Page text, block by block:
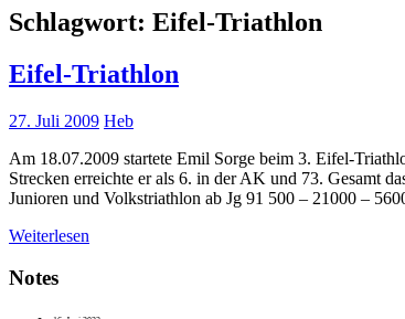
Schlagwort: Eifel-Triathlon
Eifel-Triathlon
27. Juli 2009 Heb
Am 18.07.2009 startete Emil Sorge beim 3. Eifel-
Strecken erreichte er als 6. in der AK und 73.
Junioren und Volkstriathlon ab Jg 91 500 – 21000 –
Weiterlesen
Notes